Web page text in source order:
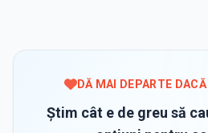
DĂ MAI DEPARTE
Știm cât e de greu să